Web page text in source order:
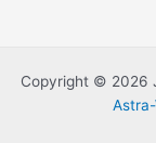
Copyright © 2026